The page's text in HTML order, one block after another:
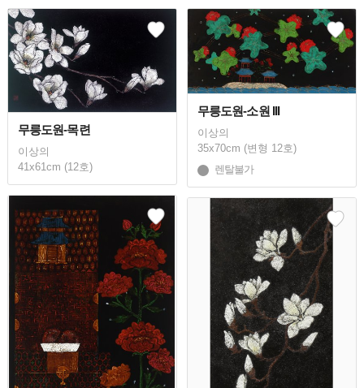
무릉도원-목련
이상의
41x61cm (12호)
무릉도원-소원 III
이상의
35x70cm (변형 12호)
렌탈불가